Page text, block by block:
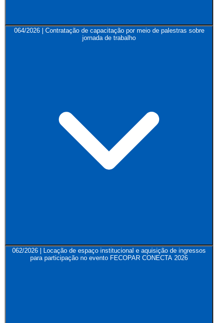
064/2026 | Contratação de capacitação por meio de palestras sobre
jornada de trabalho
062/2026 | Locação de espaço institucional e aquisição de ingressos
para participação no evento FECOPAR CONECTA 2026